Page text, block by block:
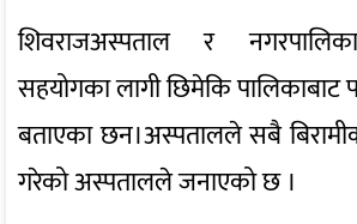
शिवराजअस्पताल र
सहयोगका लागी छिमेकि पालिकाबाट
बताएका छन।अस्पतालले सबै
गरेको अस्पतालले जनाएको छ ।